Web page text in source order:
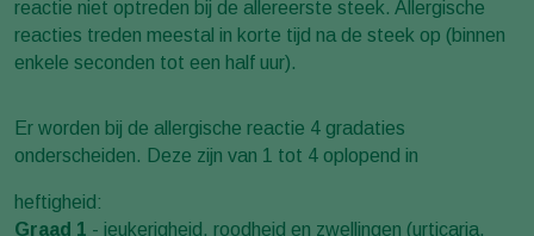
reactie niet optreden bij de allereerste steek. Allergische
reacties treden meestal in korte tijd na de steek op (binnen
enkele seconden tot een half uur).
Er worden bij de allergische reactie 4 gradaties
onderscheiden. Deze zijn van 1 tot 4 oplopend in
heftigheid:
Graad 1 - jeukerigheid, roodheid en zwellingen (urticaria,